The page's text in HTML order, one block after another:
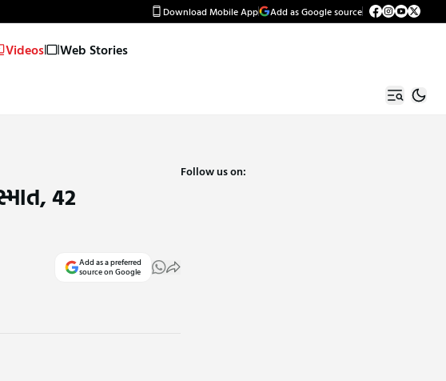
Download Mobile App Add as Google source
Videos Web Stories
42
Add as a preferred
source on Google
Follow us on: